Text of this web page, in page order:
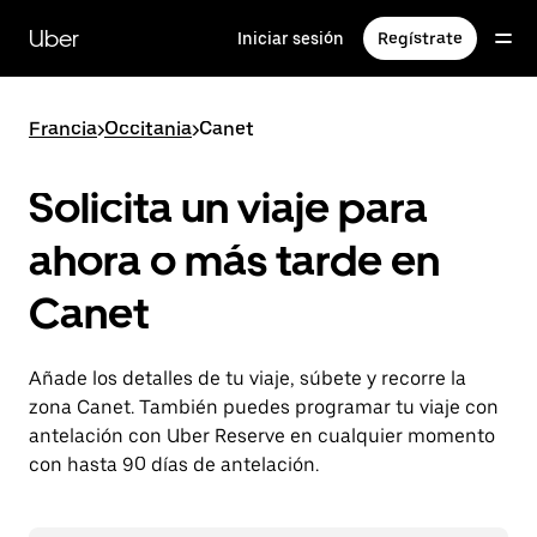
contenido
principal
Uber Iniciar sesión Regístrate
Francia>Occitania>Canet
Solicita un viaje para
ahora o más tarde en
Canet
Añade los detalles de tu viaje, súbete y recorre la
zona Canet. También puedes programar tu viaje con
antelación con Uber Reserve en cualquier momento
con hasta 90 días de antelación.